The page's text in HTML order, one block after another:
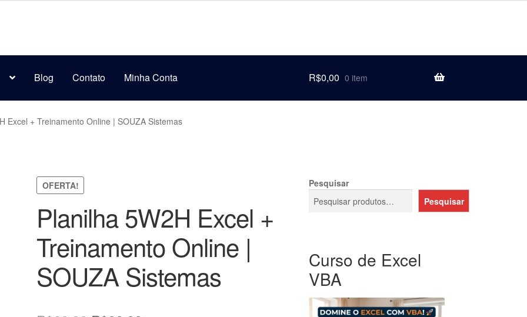
Blog Contato Minha Conta R$0,00 0 item
Excel + Treinamento Online | SOUZA Sistemas
OFERTA!
Planilha 5W2H Excel +
Treinamento Online |
SOUZA Sistemas
Pesquisar
Pesquisar
Curso de Excel
VBA